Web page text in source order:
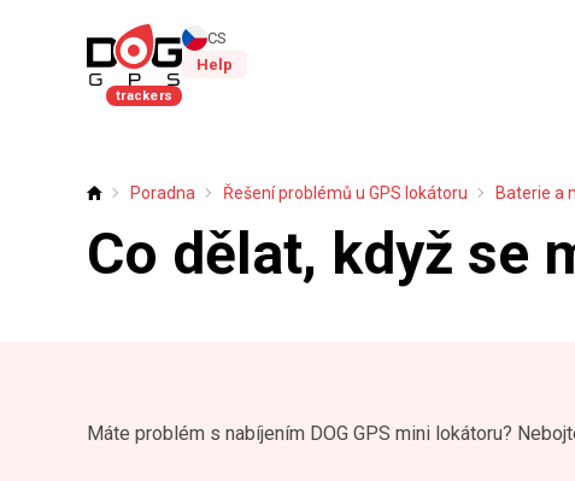
trackers
CS
Help
Úvod Poradna Řešení problémů u GPS lokátoru Baterie a
Co dělat, když se
Máte problém s nabíjením DOG GPS mini lokátoru?